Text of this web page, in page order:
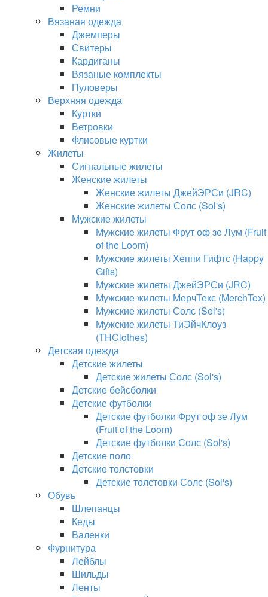
Ремни
Вязаная одежда
Джемперы
Свитеры
Кардиганы
Вязаные комплекты
Пуловеры
Верхняя одежда
Куртки
Ветровки
Флисовые куртки
Жилеты
Сигнальные жилеты
Женские жилеты
Женские жилеты ДжейЭРСи (JRC)
Женские жилеты Солс (Sol's)
Мужские жилеты
Мужские жилеты Фрут оф зе Лум (Fruit
of the Loom)
Мужские жилеты Хеппи Гифтс (Happy
Gifts)
Мужские жилеты ДжейЭРСи (JRC)
Мужские жилеты МерчТекс (MerchTex)
Мужские жилеты Солс (Sol's)
Мужские жилеты ТиЭйчКлоуз
(THClothes)
Детская одежда
Детские жилеты
Детские жилеты Солс (Sol's)
Детские бейсболки
Детские футболки
Детские футболки Фрут оф зе Лум
(Fruit of the Loom)
Детские футболки Солс (Sol's)
Детские поло
Детские толстовки
Детские толстовки Солс (Sol's)
Обувь
Шлепанцы
Кеды
Валенки
Фурнитура
Лейблы
Шильды
Ленты